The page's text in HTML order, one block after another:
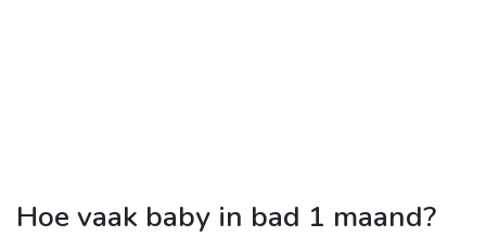
Hoe vaak baby in bad 1 maand?